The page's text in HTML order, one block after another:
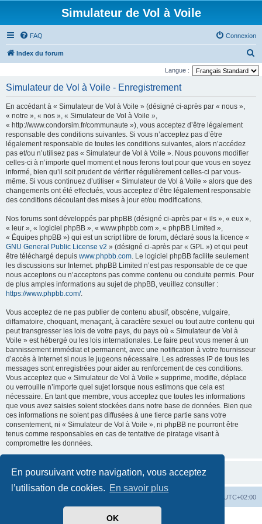
En poursuivant votre navigation, vous acceptez
l’utilisation de cookies. En savoir plus
OK
Simulateur de Vol à Voile
FAQ Connexion
Index du forum
e
Langue :
Simulateur de Vol à Voile - Enregistrement
En accédant à « Simulateur de Vol à Voile » (désigné ci-après par « nous »,
« notre », « nos », « Simulateur de Vol à Voile »,
« http://www.condorsim.fr/communaute »), vous acceptez d’être légalement
responsable des conditions suivantes. Si vous n’acceptez pas d’être
légalement responsable de toutes les conditions suivantes, alors n’accédez
pas et/ou n’utilisez pas « Simulateur de Vol à Voile ». Nous pouvons modifier
celles-ci à n’importe quel moment et nous ferons tout pour que vous en soyez
informé, bien qu’il soit prudent de vérifier régulièrement celles-ci par vous-
même. Si vous continuez d’utiliser « Simulateur de Vol à Voile » alors que des
changements ont été effectués, vous acceptez d’être légalement responsable
des conditions découlant des mises à jour et/ou modifications.
Nos forums sont développés par phpBB (désigné ci-après par « ils », « eux »,
« leur », « logiciel phpBB », « www.phpbb.com », « phpBB Limited »,
« Équipes phpBB ») qui est un script libre de forum, déclaré sous la licence «
GNU General Public License v2 » (désigné ci-après par « GPL ») et qui peut
être téléchargé depuis www.phpbb.com. Le logiciel phpBB facilite seulement
les discussions sur Internet. phpBB Limited n’est pas responsable de ce que
nous acceptons ou n’acceptons pas comme contenu ou conduite permis. Pour
de plus amples informations au sujet de phpBB, veuillez consulter :
https://www.phpbb.com/.
Vous acceptez de ne pas publier de contenu abusif, obscène, vulgaire,
diffamatoire, choquant, menaçant, à caractère sexuel ou tout autre contenu qui
peut transgresser les lois de votre pays, du pays où « Simulateur de Vol à
Voile » est hébergé ou les lois internationales. Le faire peut vous mener à un
bannissement immédiat et permanent, avec une notification à votre fournisseur
d’accès à Internet si nous le jugeons nécessaire. Les adresses IP de tous les
messages sont enregistrées pour aider au renforcement de ces conditions.
Vous acceptez que « Simulateur de Vol à Voile » supprime, modifie, déplace
ou verrouille n’importe quel sujet lorsque nous estimons que cela est
nécessaire. En tant que membre, vous acceptez que toutes les informations
que vous avez saisies soient stockées dans notre base de données. Bien que
ces informations ne soient pas diffusées à une tierce partie sans votre
consentement, ni « Simulateur de Vol à Voile », ni phpBB ne pourront être
tenus comme responsables en cas de tentative de piratage visant à
compromettre les données.
UTC+02:00
phpBB ® Forum Software © phpBB Limited